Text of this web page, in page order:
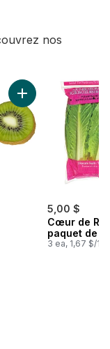
nos
Ajouter Kiwis au
5,00 $
Cœur de
paquet de 3
3 ea, 1,67 $/1ch